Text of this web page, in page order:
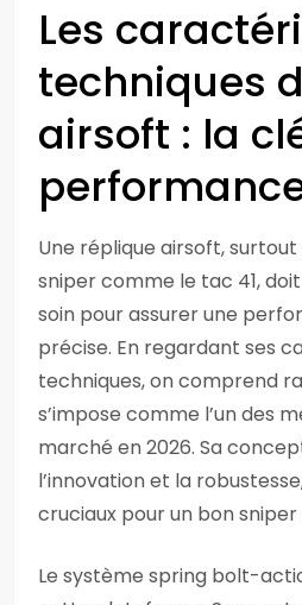
Les
techniques
airsoft : la
Une réplique airsoft,
sniper comme le tac 41,
soin pour assurer une
précise. En regardant ses
techniques, on comprend
s’impose comme l’un des
marché en 2026. Sa
l’innovation et la
cruciaux pour un bon
Le système spring bolt-